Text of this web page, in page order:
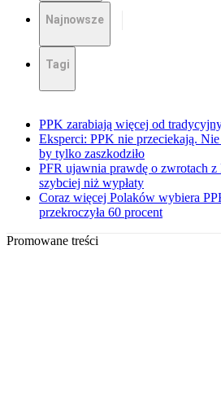
Najnowsze
Tagi
PPK zarabiają więcej od
Eksperci: PPK nie przeciekają.
by tylko zaszkodziło
PFR ujawnia prawdę o zwrotach z
szybciej niż wypłaty
Coraz więcej Polaków wybiera
przekroczyła 60 procent
Promowane treści